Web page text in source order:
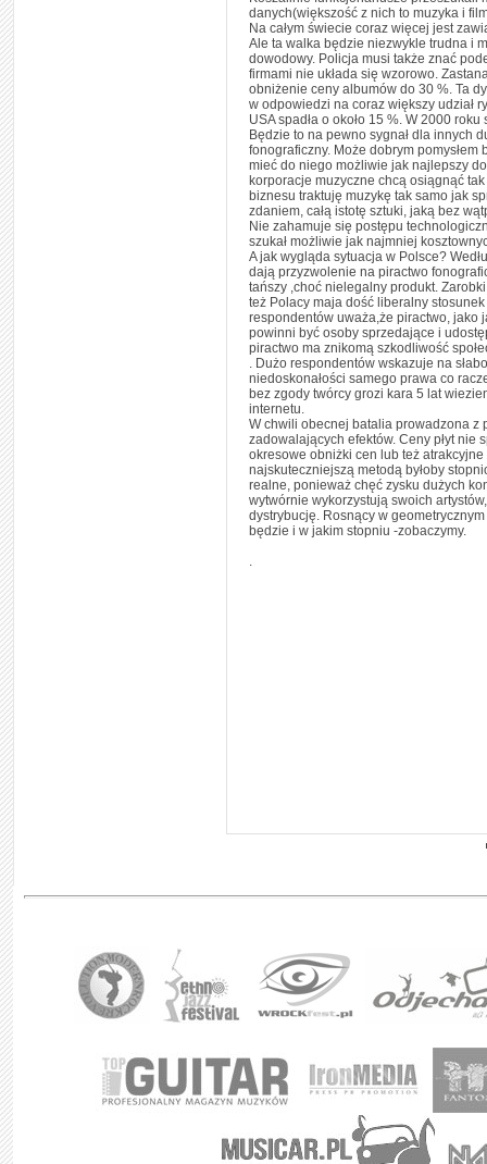
danych(większość z nich to muzyka i
Na całym świecie coraz więcej jest
Ale ta walka będzie niezwykle trudna i
dowodowy. Policja musi także znać
firmami nie układa się wzorowo.
obniżenie ceny albumów do 30 %. Ta
w odpowiedzi na coraz większy udział
USA spadła o około 15 %. W 2000
Będzie to na pewno sygnał dla innych
fonograficzny. Może dobrym
mieć do niego możliwie jak najlepszy
korporacje muzyczne chcą osiągnąć
biznesu traktuję muzykę tak samo jak
zdaniem, całą istotę sztuki, jaką bez
Nie zahamuje się postępu
szukał możliwie jak najmniej
A jak wygląda sytuacja w Polsce?
dają przyzwolenie na piractwo
tańszy ,choć nielegalny produkt.
też Polacy maja dość liberalny
respondentów uważa,że piractwo, jako
powinni być osoby sprzedające i
piractwo ma znikomą szkodliwość
. Dużo respondentów wskazuje na
niedoskonałości samego prawa co
bez zgody twórcy grozi kara 5 lat
internetu.
W chwili obecnej batalia prowadzona z
zadowalających efektów. Ceny płyt nie
okresowe obniżki cen lub też
najskuteczniejszą metodą byłoby
realne, ponieważ chęć zysku dużych
wytwórnie wykorzystują swoich
dystrybucję. Rosnący w
będzie i w jakim stopniu -zobaczymy.
.